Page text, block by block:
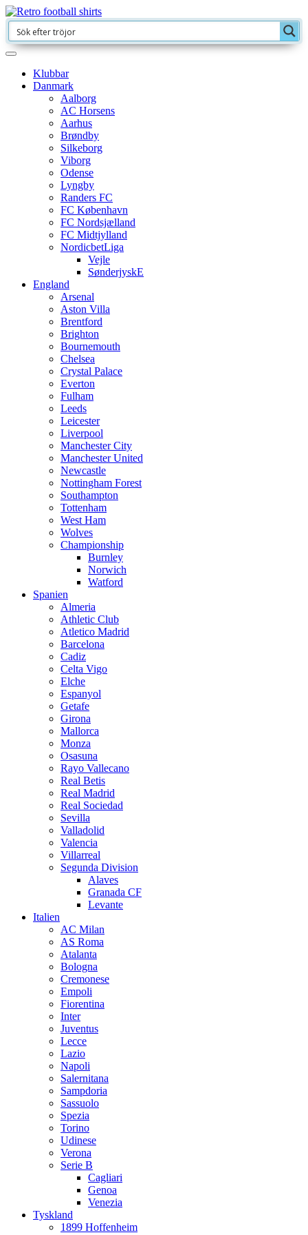
Klubbar
Danmark
Aalborg
AC Horsens
Aarhus
Brøndby
Silkeborg
Viborg
Odense
Lyngby
Randers FC
FC København
FC Nordsjælland
FC Midtjylland
NordicbetLiga
Vejle
SønderjyskE
England
Arsenal
Aston Villa
Brentford
Brighton
Bournemouth
Chelsea
Crystal Palace
Everton
Fulham
Leeds
Leicester
Liverpool
Manchester City
Manchester United
Newcastle
Nottingham Forest
Southampton
Tottenham
West Ham
Wolves
Championship
Burnley
Norwich
Watford
Spanien
Almeria
Athletic Club
Atletico Madrid
Barcelona
Cadiz
Celta Vigo
Elche
Espanyol
Getafe
Girona
Mallorca
Monza
Osasuna
Rayo Vallecano
Real Betis
Real Madrid
Real Sociedad
Sevilla
Valladolid
Valencia
Villarreal
Segunda Division
Alaves
Granada CF
Levante
Italien
AC Milan
AS Roma
Atalanta
Bologna
Cremonese
Empoli
Fiorentina
Inter
Juventus
Lecce
Lazio
Napoli
Salernitana
Sampdoria
Sassuolo
Spezia
Torino
Udinese
Verona
Serie B
Cagliari
Genoa
Venezia
Tyskland
1899 Hoffenheim